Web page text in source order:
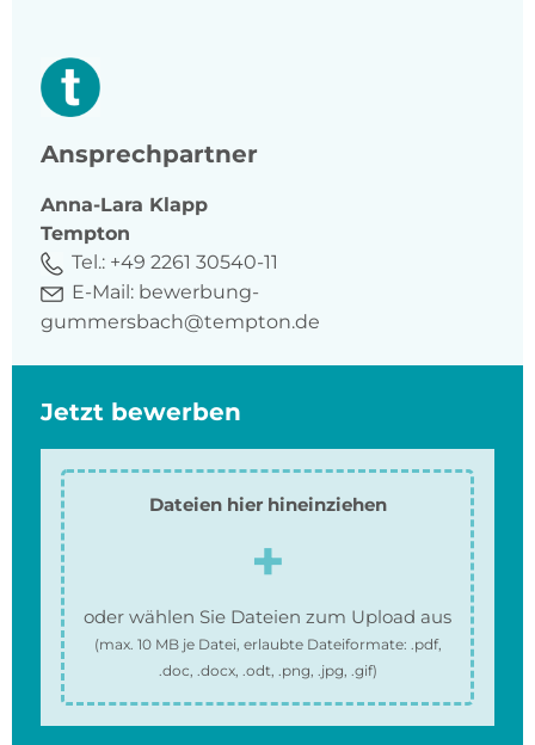
Ansprechpartner
Anna-Lara Klapp
Tempton
Tel.: +49 2261 30540-11
E-Mail: bewerbung-
gummersbach@tempton.de
Jetzt bewerben
Dateien hier hineinziehen
oder wählen Sie Dateien zum Upload aus
(max. 10 MBje Datei, erlaubte Dateiformate: .pdf,
.doc, .docx, .odt, .png, .jpg, .gif)